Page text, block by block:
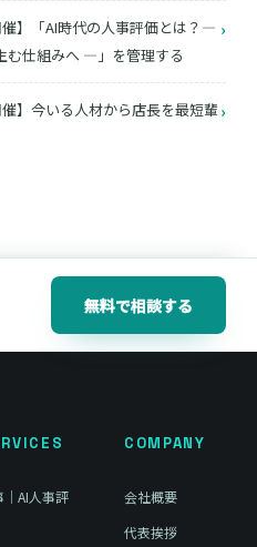
催】「AI時代の人事評価とは？―
む仕組みへ ―」を管理する
›
催】今いる人材から店長を最短輩›
無料で相談する
｜AI人事評
COMPANY
会社概要
代表挨拶